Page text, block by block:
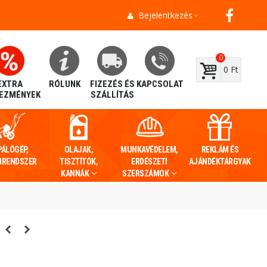
Bejelentkezés
RÓLUNK
FIZEZÉS ÉS
SZÁLLÍTÁS
KAPCSOLAT
0
0 Ft
OLAJAK,
TISZTÍTÓK,
KANNÁK
MUNKAVÉDELEM,
ERDÉSZETI
SZERSZÁMOK
REKLÁM ÉS
AJÁNDÉKTÁRGYAK